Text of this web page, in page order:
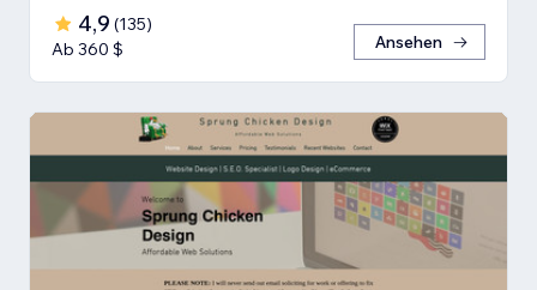
4,9 (135)
Ab 360 $
Ansehen